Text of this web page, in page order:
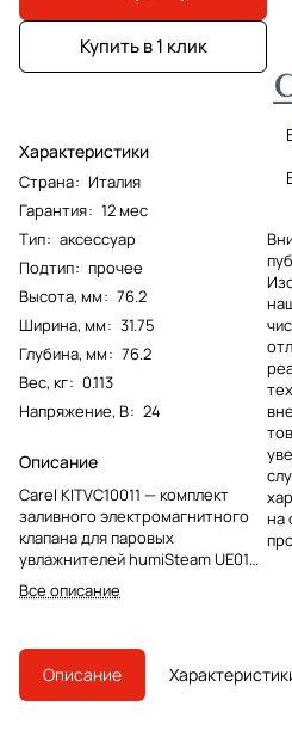
Купить в 1 клик
Характеристики
Страна: Италия
Гарантия: 12 мес
Тип: аксессуар
Подтип: прочее
Высота, мм: 76.2
Ширина, мм: 31.75
Глубина, мм: 76.2
Вес, кг: 0.113
Напряжение, В: 24
Описание
Carel KITVC10011 — комплект
заливного электромагнитного
клапана для паровых
увлажнителей humiSteam UE010
и UE015. Используется при
ремонте водяного блока и
цилиндр.
Все описание
на
Описание